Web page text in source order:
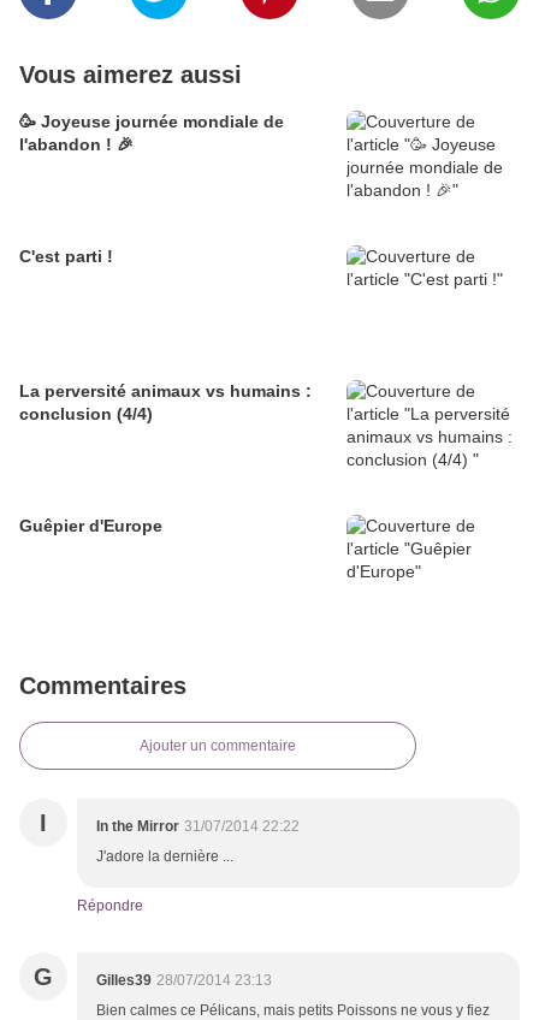
Vous aimerez aussi
🥳 Joyeuse journée mondiale de
l'abandon ! 🎉
C'est parti !
La perversité animaux vs humains :
conclusion (4/4)
Guêpier d'Europe
Commentaires
Ajouter un commentaire
I In the Mirror 31/07/2014 22:22
J'adore la dernière ...
Répondre
G Gilles39 28/07/2014 23:13
Bien calmes ce Pélicans, mais petits Poissons ne vous y fiez